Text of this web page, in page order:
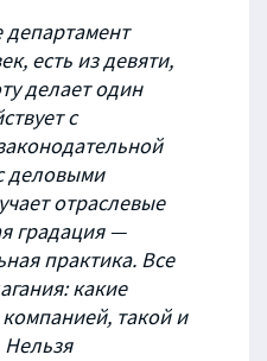
департамент
есть из девяти,
делает один
с
деловыми
отраслевые
градация —
практика. Все
какие
такой и
Нельзя